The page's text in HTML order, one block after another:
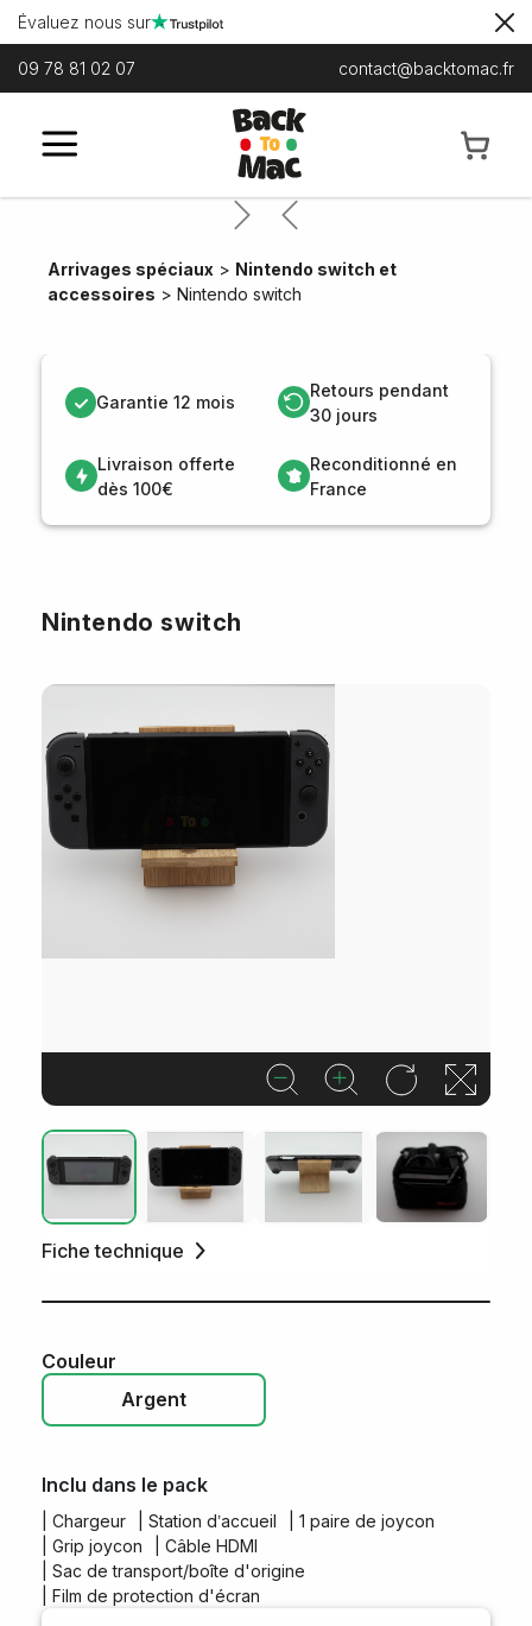
Évaluez nous sur
09 78 81 02 07 contact@backtomac.fr
Previous
Next
Arrivages spéciaux > Nintendo switch et
accessoires > Nintendo switch
Garantie 12 mois
Retours pendant
30 jours
Livraison offerte
dès 100€
Reconditionné en
France
Nintendo switch
Fiche technique
Couleur
Argent
Inclu dans le pack
| Chargeur | Station d’accueil
| 1 paire de joycon
| Grip joycon
| Câble HDMI
| Sac de transport/boîte d'origine
| Film de protection d'écran